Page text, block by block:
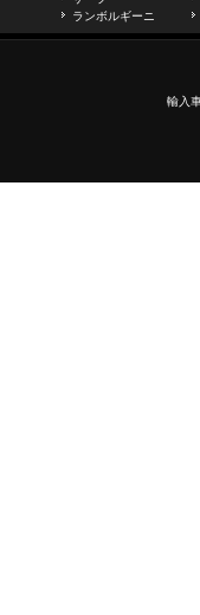
ランボルギーニ
輸入